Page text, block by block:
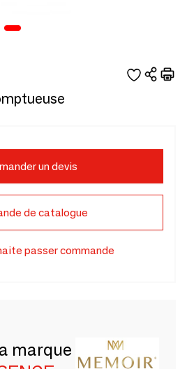
un devis
de catalogue
passer commande
marque